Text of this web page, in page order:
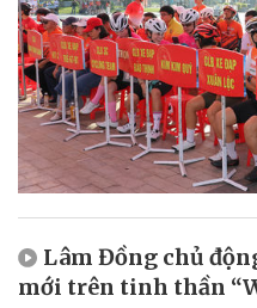
Lâm Đồng chủ
mới trên tinh thần